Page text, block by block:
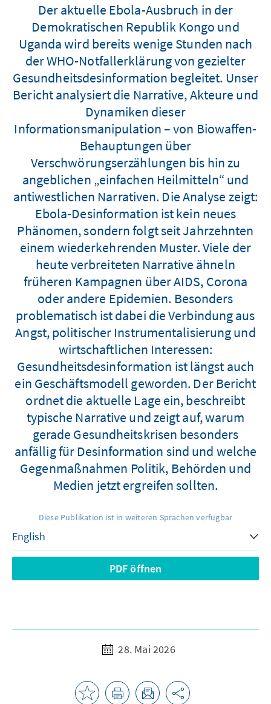
Der aktuelle Ebola-Ausbruch in der
Demokratischen Republik Kongo und
Uganda wird bereits wenige Stunden nach
der WHO-Notfallerklärung von gezielter
Gesundheitsdesinformation begleitet. Unser
Bericht analysiert die Narrative, Akteure und
Dynamiken dieser
Informationsmanipulation – von Biowaffen-
Behauptungen über
Verschwörungserzählungen bis hin zu
angeblichen „einfachen Heilmitteln“ und
antiwestlichen Narrativen. Die Analyse zeigt:
Ebola-Desinformation ist kein neues
Phänomen, sondern folgt seit Jahrzehnten
einem wiederkehrenden Muster. Viele der
heute verbreiteten Narrative ähneln
früheren Kampagnen über AIDS, Corona
oder andere Epidemien. Besonders
problematisch ist dabei die Verbindung aus
Angst, politischer Instrumentalisierung und
wirtschaftlichen Interessen:
Gesundheitsdesinformation ist längst auch
ein Geschäftsmodell geworden. Der Bericht
ordnet die aktuelle Lage ein, beschreibt
typische Narrative und zeigt auf, warum
gerade Gesundheitskrisen besonders
anfällig für Desinformation sind und welche
Gegenmaßnahmen Politik, Behörden und
Medien jetzt ergreifen sollten.
Diese Publikation ist in weiteren Sprachen verfügbar
PDF öffnen
28. Mai 2026